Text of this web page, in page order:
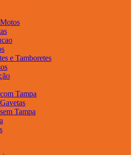
e Tamboretes
Tampa
Tampa